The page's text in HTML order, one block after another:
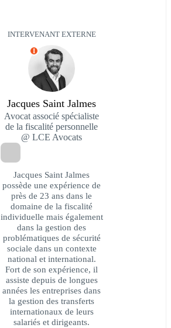
INTERVENANT EXTERNE
I
Jacques Saint Jalmes
Avocat associé spécialiste
de la fiscalité personnelle
@ LCE Avocats
Jacques Saint Jalmes
possède une expérience de
près de 23 ans dans le
domaine de la fiscalité
individuelle mais également
dans la gestion des
problématiques de sécurité
sociale dans un contexte
national et international.
Fort de son expérience, il
assiste depuis de longues
années les entreprises dans
la gestion des transferts
internationaux de leurs
salariés et dirigeants.